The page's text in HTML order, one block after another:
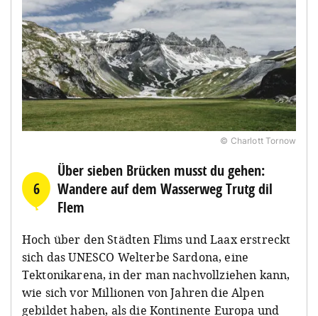
© Charlott Tornow
6
Über sieben Brücken musst du gehen:
Wandere auf dem Wasserweg Trutg dil
Flem
Hoch über den Städten Flims und Laax erstreckt
sich das UNESCO Welterbe Sardona, eine
Tektonikarena, in der man nachvollziehen kann,
wie sich vor Millionen von Jahren die Alpen
gebildet haben, als die Kontinente Europa und